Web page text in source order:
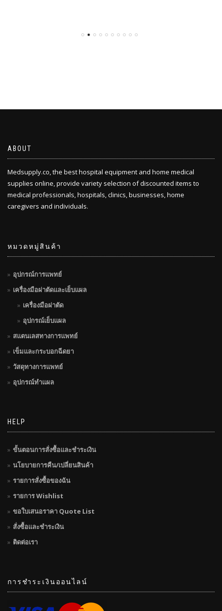
ABOUT
Medsupply.co, the best hospital equipment and home medical
supplies online, provide variety selection of discounted items to
medical professionals, hospitals, clinics, businesses, home
caregivers and individuals.
หมวดหมู่สินค้า
อุปกรณ์การแพทย์
เครื่องมือผ่าตัดและเย็บแผล
เครื่องมือผ่าตัด
อุปกรณ์เย็บแผล
สแตนเลสทางการแพทย์
เข็มและกระบอกฉีดยา
วัสดุทางการแพทย์
อุปกรณ์ทำแผล
HELP
ขั้นตอนการสั่งซื้อและชำระเงิน
นโยบายการคืน/เปลี่ยนสินค้า
รายการสั่งซื้อของฉัน
รายการ Wishlist
ขอใบเสนอราคา Quote List
สั่งซื้อและชำระเงิน
ติดต่อเรา
การชำระเงินออนไลน์